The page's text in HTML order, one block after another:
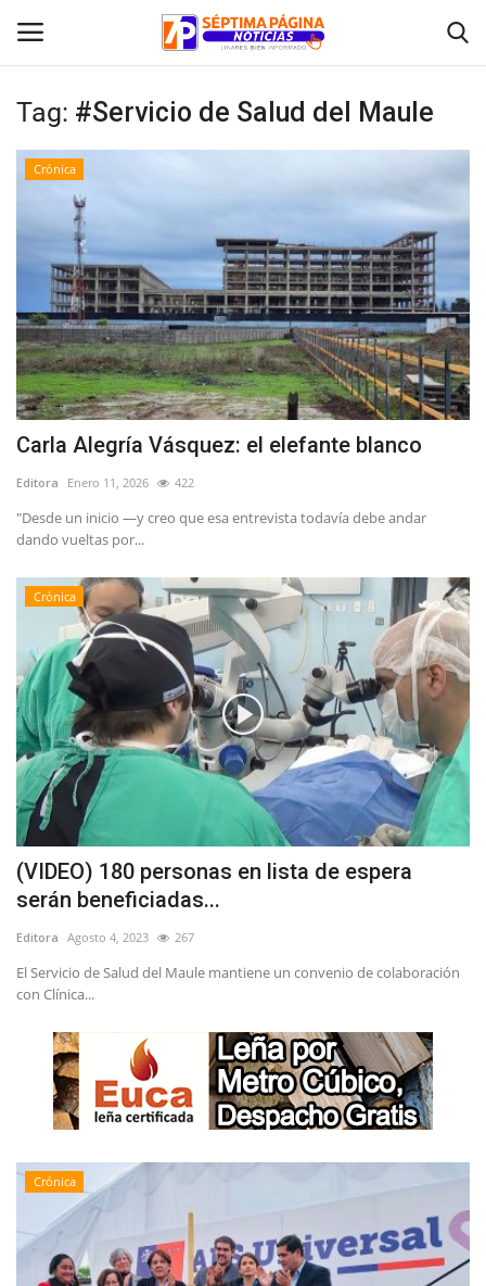
Inicio
Crónica
Policial
Tribunales
Deporte
Política
Espectáculos
Tag: #Servicio de Salud del Maule
Crónica
Carla Alegría Vásquez: el elefante blanco
Editora Enero 11, 2026 422
"Desde un inicio —y creo que esa entrevista todavía debe andar
dando vueltas por...
Crónica
(VIDEO) 180 personas en lista de espera
serán beneficiadas...
Editora Agosto 4, 2023 267
El Servicio de Salud del Maule mantiene un convenio de colaboración
con Clínica...
Crónica